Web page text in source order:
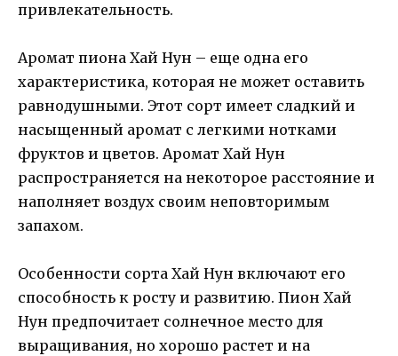
привлекательность.
Аромат пиона Хай Нун – еще одна его
характеристика, которая не может оставить
равнодушными. Этот сорт имеет сладкий и
насыщенный аромат с легкими нотками
фруктов и цветов. Аромат Хай Нун
распространяется на некоторое расстояние и
наполняет воздух своим неповторимым
запахом.
Особенности сорта Хай Нун включают его
способность к росту и развитию. Пион Хай
Нун предпочитает солнечное место для
выращивания, но хорошо растет и на